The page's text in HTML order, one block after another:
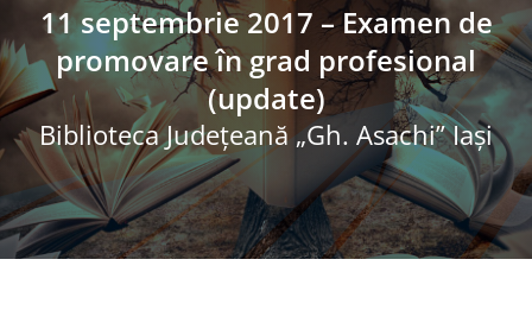
Ştiri şi evenimente
Programe şi proiecte
Interes public
11 septembrie 2017 – Examen de
promovare în grad profesional
(update)
Biblioteca Judeţeană „Gh. Asachi” Iaşi